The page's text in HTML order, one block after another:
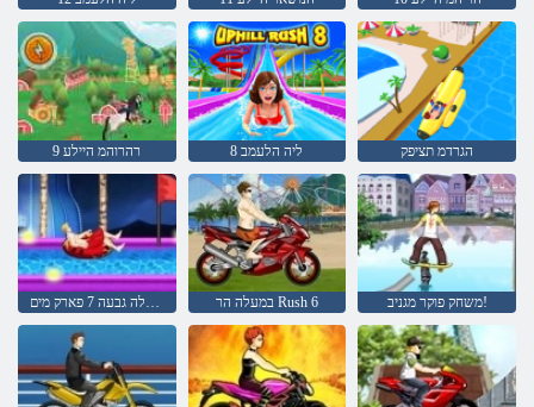
9 רהרוהמ היילע 8 ליה הלעמב הגרדמ תציפק
מירוץ במעלה גבעה 7 פארק מים במעלה הר Rush 6 משחק פוקר מגניב!